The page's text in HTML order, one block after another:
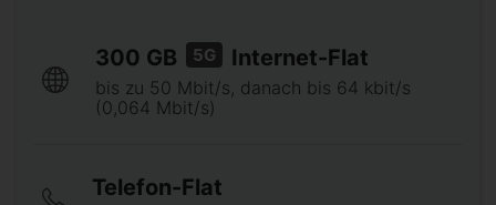
300 GB 5G Internet-Flat
bis zu 50 Mbit/s, danach bis 64 kbit/s
(0,064 Mbit/s)
Telefon-Flat